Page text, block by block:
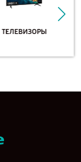
ТЕЛЕВИЗОРЫ